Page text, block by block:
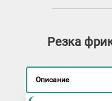
Резка
Описание